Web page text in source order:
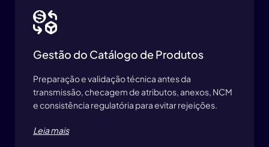
Gestão do Catálogo de Produtos
Preparação e validação técnica antes da
transmissão, checagem de atributos, anexos, NCM
e consistência regulatória para evitar rejeições.
Leia mais